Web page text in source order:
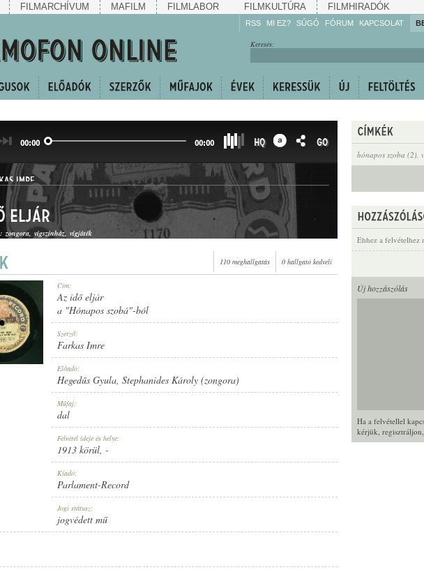
FILMARCHÍVUM MAFILM FILMLABOR FILMKULTÚRA FILMHIRADÓK
RSS MI EZ? SÚGÓ
Gyarapítsa!
FÓRUM KAPCSOLAT
Keresés:
hónapos szoba (2),
Ehhez a felvételhez
Új hozzászólás
Ha a felvétellel
kérjük, regisztráljon
00:00 00:00 HQ GO
IMRE
1913 KÖRÜL
RECORD
eljár
zongora vígszínház vígjáték
110 meghallgatás 0 hallgató kedveli
Cím:
Az idő eljár
a "Hónapos szobá"-ból
Szerző:
Farkas Imre
Előadó:
Hegedűs Gyula, Stephanides Károly (zongora)
Műfaj:
dal
Felvétel ideje és helye:
1913 körül, -
Kiadó:
Parlament-Record
Jogi státusz:
jogvédett mű